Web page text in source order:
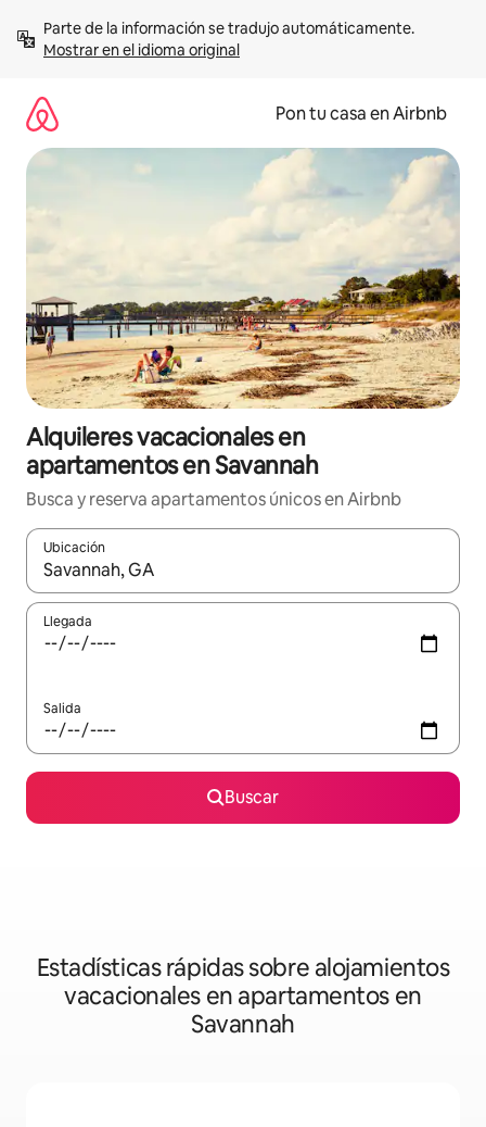
contenidoMostrar en el idioma original
Pon tu casa en Airbnb
Alquileres vacacionales en
apartamentos en Savannah
Busca y reserva apartamentos únicos en Airbnb
Ubicación
Cuando los resultados estén disponibles, navega con las
Llegada
Salida
Buscar
Estadísticas rápidas sobre alojamientos
vacacionales en apartamentos en
Savannah